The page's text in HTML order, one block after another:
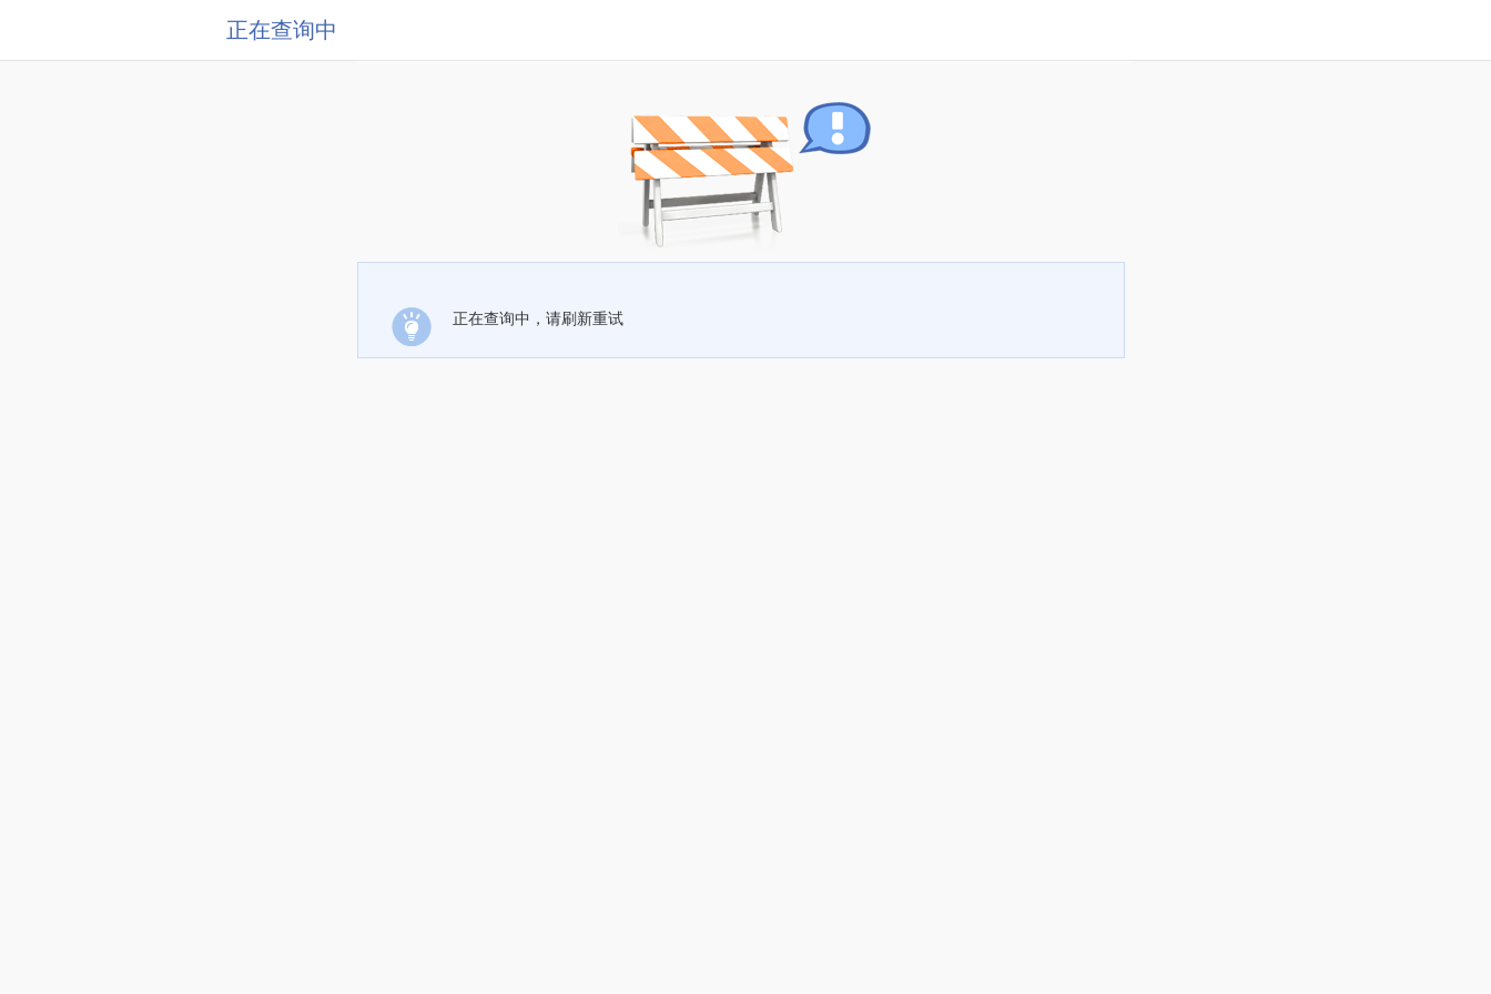
正在查询中
正在查询中，请刷新重试